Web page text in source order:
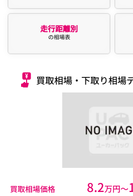
走行距離別
の相場表
買取相場・下取り相場
買取相場価格 8.2万円〜